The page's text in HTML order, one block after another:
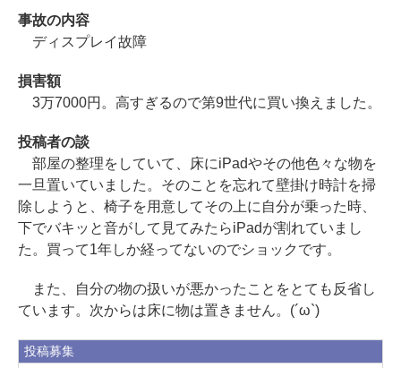
事故の内容
ディスプレイ故障
損害額
3万7000円。高すぎるので第9世代に買い換えました。
投稿者の談
部屋の整理をしていて、床にiPadやその他色々な物を
一旦置いていました。そのことを忘れて壁掛け時計を掃
除しようと、椅子を用意してその上に自分が乗った時、
下でバキッと音がして見てみたらiPadが割れていまし
た。買って1年しか経ってないのでショックです。
また、自分の物の扱いが悪かったことをとても反省し
ています。次からは床に物は置きません。(´ω`)
投稿募集